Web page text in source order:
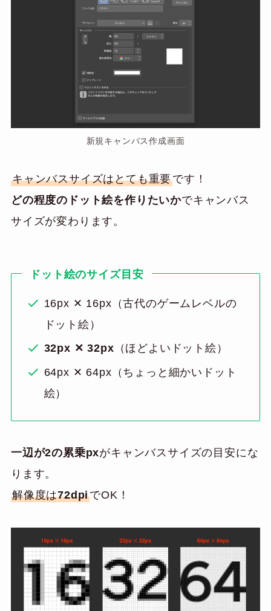
新規キャンバス作成画面
キャンバスサイズはとても重要です！
どの程度のドット絵を作りたいかでキャンバス
サイズが変わります。
ドット絵のサイズ目安
16px ✕ 16px（古代のゲームレベルの
ドット絵）
32px ✕ 32px （ほどよいドット絵）
64px ✕ 64px（ちょっと細かいドット
絵）
一辺が2の累乗pxがキャンバスサイズの目安にな
ります。
解像度は72dpiでOK！